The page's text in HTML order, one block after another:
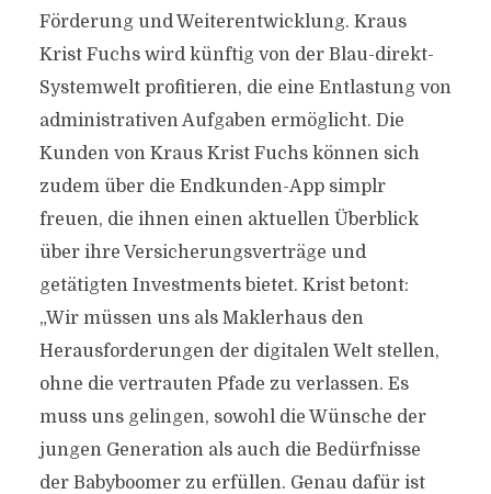
Förderung und Weiterentwicklung. Kraus
Krist Fuchs wird künftig von der Blau-direkt-
Systemwelt profitieren, die eine Entlastung von
administrativen Aufgaben ermöglicht. Die
Kunden von Kraus Krist Fuchs können sich
zudem über die Endkunden-App simplr
freuen, die ihnen einen aktuellen Überblick
über ihre Versicherungsverträge und
getätigten Investments bietet. Krist betont:
„Wir müssen uns als Maklerhaus den
Herausforderungen der digitalen Welt stellen,
ohne die vertrauten Pfade zu verlassen. Es
muss uns gelingen, sowohl die Wünsche der
jungen Generation als auch die Bedürfnisse
der Babyboomer zu erfüllen. Genau dafür ist